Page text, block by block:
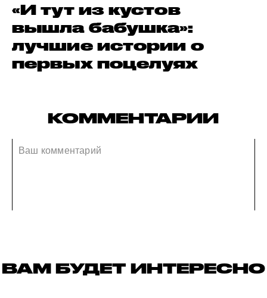
«И тут из кустов
вышла бабушка»:
лучшие истории о
первых поцелуях
КОММЕНТАРИИ
ВАМ БУДЕТ ИНТЕРЕСНО